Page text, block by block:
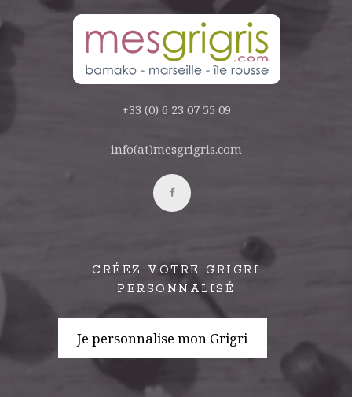
+33 (0) 6 23 07 55 09
info(at)mesgrigris.com
CRÉEZ VOTRE GRIGRI
PERSONNALISÉ
Je personnalise mon Grigri